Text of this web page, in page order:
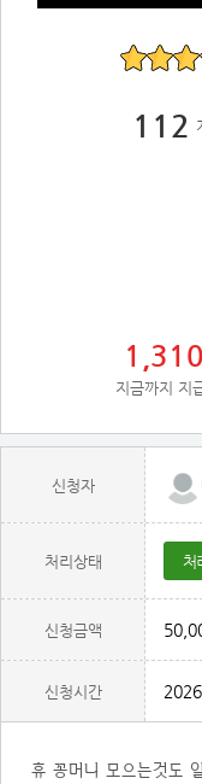
112
지금까지 지
신청자
처리상태 처
신청금액
신청시간
휴 꽁머니 모으는것도